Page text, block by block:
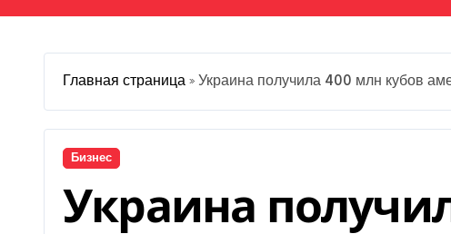
Главная страница » Украина получила 400 млн кубов
Бизнес
Украина